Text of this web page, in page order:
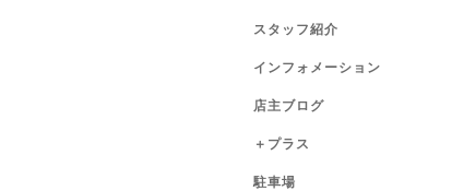
スタッフ紹介
インフォメーション
店主ブログ
＋プラス
駐車場